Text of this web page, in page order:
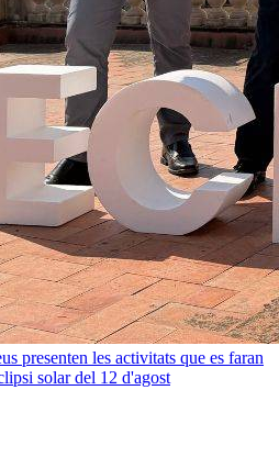
presenten les activitats que es faran
solar del 12 d'agost